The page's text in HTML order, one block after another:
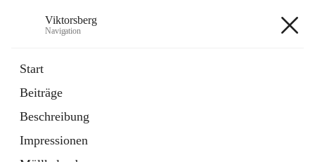
Viktorsberg
Navigation
Start
Beiträge
Beschreibung
Impressionen
1 Schnellzugriff
Bürgerservice
10 Schnellzugriffe